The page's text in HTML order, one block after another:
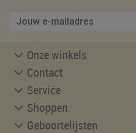
Onze winkels
Contact
Service
Shoppen
Geboortelijsten